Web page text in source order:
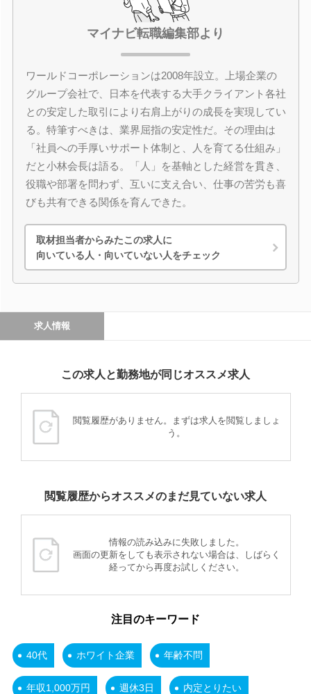
マイナビ転職編集部より
ワールドコーポレーションは2008年設立。上場企業の
グループ会社で、日本を代表する大手クライアント各社
との安定した取引により右肩上がりの成長を実現してい
る。特筆すべきは、業界屈指の安定性だ。その理由は
「社員への手厚いサポート体制と、人を育てる仕組み」
だと小林会長は語る。「人」を基軸とした経営を貫き、
役職や部署を問わず、互いに支え合い、仕事の苦労も喜
びも共有できる関係を育んできた。
取材担当者からみたこの求人に
向いている人・向いていない人をチェック
求人情報
この求人と勤務地が同じオススメ求人
閲覧履歴がありません。まずは求人を閲覧しましょ
う。
閲覧履歴からオススメのまだ見ていない求人
情報の読み込みに失敗しました。
画面の更新をしても表示されない場合は、しばらく
経ってから再度お試しください。
注目のキーワード
40代 ホワイト企業 年齢不問
年収1,000万円 週休3日 内定とりたい